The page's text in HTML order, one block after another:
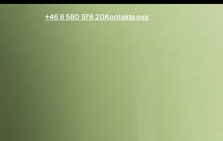
+46 8 580 976 20Kontakta oss